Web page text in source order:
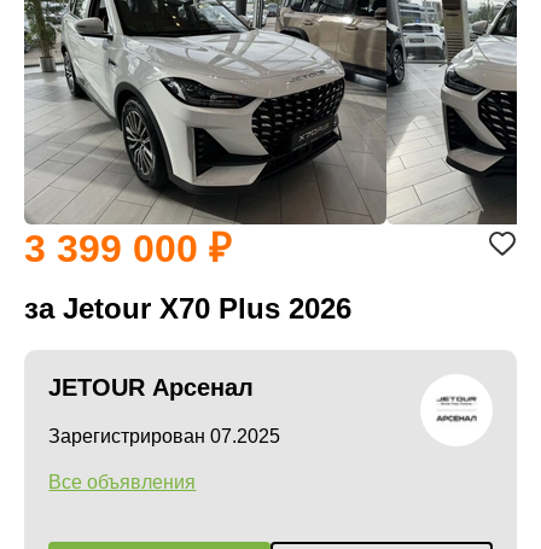
3 399 000
за Jetour X70 Plus 2026
JETOUR Арсенал
Зарегистрирован 07.2025
Все объявления